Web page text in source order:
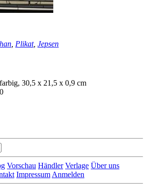
Plikat, Jepsen
30,5 x 21,5 x 0,9 cm
Vorschau Händler Verlage Über uns
Impressum Anmelden